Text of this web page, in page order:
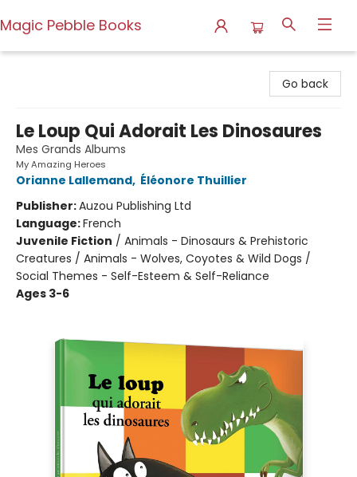
Magic Pebble Books
Go back
Le Loup Qui Adorait Les Dinosaures
Mes Grands Albums
My Amazing Heroes
Orianne Lallemand, Éléonore Thuillier
Publisher:Auzou Publishing Ltd
Language:French
Juvenile Fiction / Animals - Dinosaurs & Prehistoric
Creatures / Animals - Wolves, Coyotes & Wild Dogs /
Social Themes - Self-Esteem & Self-Reliance
Ages 3-6